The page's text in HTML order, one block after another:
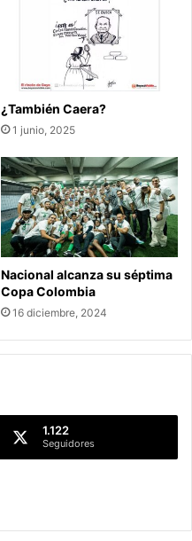
¿También Caera?
1 junio, 2025
Nacional alcanza su séptima
Copa Colombia
16 diciembre, 2024
1.122
Seguidores